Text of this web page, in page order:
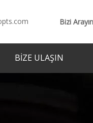
Bizi
BIZE ULAŞIN